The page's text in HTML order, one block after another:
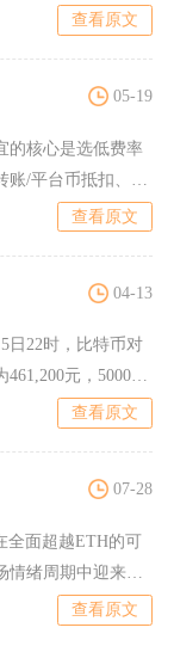
查看原文
05-19
的核心是选低费率
/平台币抵扣、走
查看原文
04-13
日22时，比特币对
元，5000比
查看原文
07-28
全面超越ETH的可
绪周期中迎来阶
查看原文